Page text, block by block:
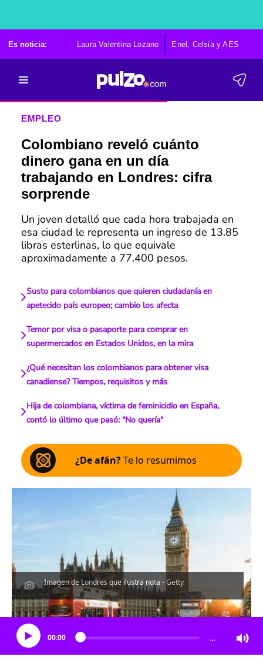
Es noticia: Laura Valentina Lozano Enel, Celsia y AES
EMPLEO
Colombiano reveló cuánto
dinero gana en un día
trabajando en Londres: cifra
sorprende
Un joven detalló que cada hora trabajada en
esa ciudad le representa un ingreso de 13.85
libras esterlinas, lo que equivale
aproximadamente a 77.400 pesos.
Susto para colombianos que quieren ciudadanía en
apetecido país europeo; cambio los afecta
Temor por visa o pasaporte para comprar en
supermercados en Estados Unidos, en la mira
¿Qué necesitan los colombianos para obtener visa
canadiense? Tiempos, requisitos y más
Hija de colombiana, víctima de feminicidio en España,
contó lo último que pasó: "No quería"
¿De afán?Te lo resumimos
Imagen de Londres que ilustra nota - Getty
Escucha el artículo
00:00 …